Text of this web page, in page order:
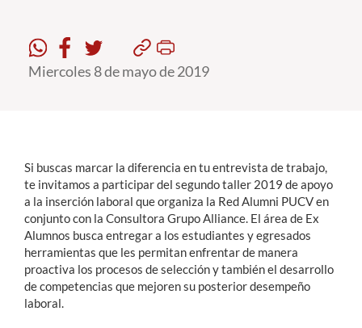
Formación Continua
Funcionarios
Alumni
English
Miercoles 8 de mayo de 2019
Si buscas marcar la diferencia en tu entrevista de trabajo,
te invitamos a participar del segundo taller 2019 de apoyo
a la inserción laboral que organiza la Red Alumni PUCV en
conjunto con la Consultora Grupo Alliance. El área de Ex
Alumnos busca entregar a los estudiantes y egresados
herramientas que les permitan enfrentar de manera
proactiva los procesos de selección y también el desarrollo
de competencias que mejoren su posterior desempeño
laboral.